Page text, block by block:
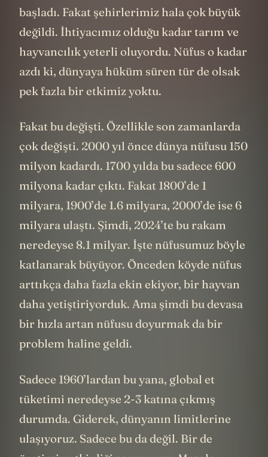
başladı. Fakat şehirlerimiz hala çok büyük
değildi. İhtiyacımız olduğu kadar tarım ve
hayvancılık yeterli oluyordu. Nüfus o kadar
azdı ki, dünyaya hüküm süren tür de olsak
pek fazla bir etkimiz yoktu.
Fakat bu değişti. Özellikle son zamanlarda
çok değişti. 2000 yıl önce dünya nüfusu 150
milyon kadardı. 1700 yılda bu sadece 600
milyona kadar çıktı. Fakat 1800’de 1
milyara, 1900’de 1.6 milyara, 2000’de ise 6
milyara ulaştı. Şimdi, 2024’te bu rakam
neredeyse 8.1 milyar. İşte nüfusumuz böyle
katlanarak büyüyor. Önceden köyde nüfus
arttıkça daha fazla ekin ekiyor, bir hayvan
daha yetiştiriyorduk. Ama şimdi bu devasa
bir hızla artan nüfusu doyurmak da bir
problem haline geldi.
Sadece 1960’lardan bu yana, global et
tüketimi neredeyse 2-3 katına çıkmış
durumda. Giderek, dünyanın limitlerine
ulaşıyoruz. Sadece bu da değil. Bir de